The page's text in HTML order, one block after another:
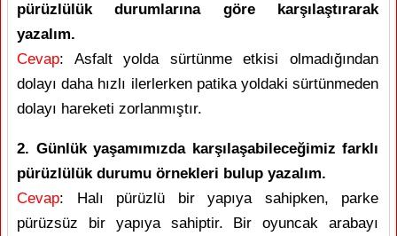
pürüzlülük durumlarına göre karşılaştırarak
yazalım.
Cevap: Asfalt yolda sürtünme etkisi olmadığından
dolayı daha hızlı ilerlerken patika yoldaki sürtünmeden
dolayı hareketi zorlanmıştır.
2. Günlük yaşamımızda karşılaşabileceğimiz farklı
pürüzlülük durumu örnekleri bulup yazalım.
Cevap: Halı pürüzlü bir yapıya sahipken, parke
pürüzsüz bir yapıya sahiptir. Bir oyuncak arabayı